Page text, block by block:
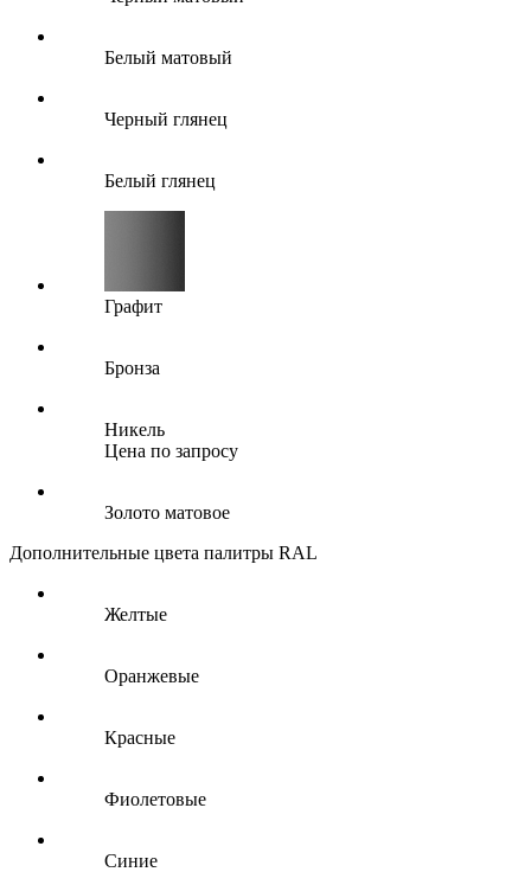
Белый матовый
Черный глянец
Белый глянец
Графит
Бронза
Никель
Цена по запросу
Золото матовое
Дополнительные цвета палитры RAL
Желтые
Оранжевые
Красные
Фиолетовые
Синие